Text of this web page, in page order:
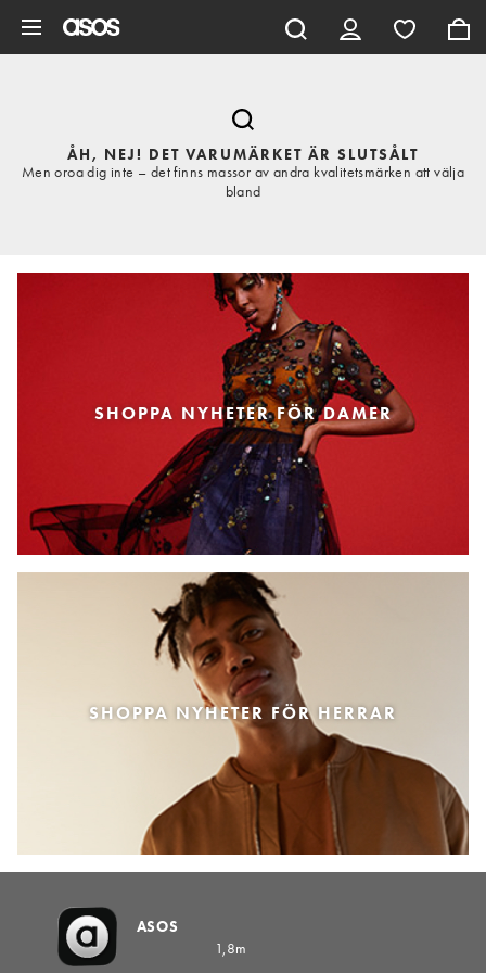
ÅH, NEJ! DET VARUMÄRKET ÄR SLUTSÅLT
Men oroa dig inte – det finns massor av andra kvalitetsmärken att välja
bland
SHOPPA NYHETER FÖR DAMER
SHOPPA NYHETER FÖR HERRAR
ASOS
1,8m